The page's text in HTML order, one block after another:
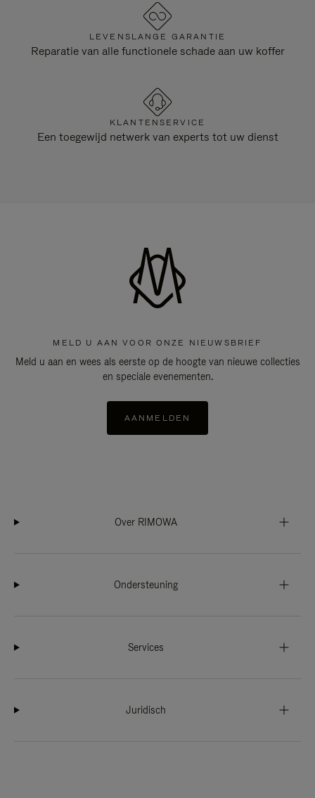
LEVENSLANGE GARANTIE
Reparatie van alle functionele schade aan uw koffer
KLANTENSERVICE
Een toegewijd netwerk van experts tot uw dienst
MELD U AAN VOOR ONZE NIEUWSBRIEF
Meld u aan en wees als eerste op de hoogte van nieuwe collecties
en speciale evenementen.
AANMELDEN
Over RIMOWA
Ondersteuning
Services
Juridisch